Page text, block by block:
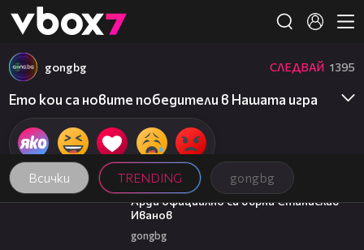
👾
Всички TRENDING gongbg
gongbg СЛЕДВАЙ 1395
Ето кои са новите победители в Нашата игра
00:19
Арда официално си върна Станислав
Иванов
gongbg